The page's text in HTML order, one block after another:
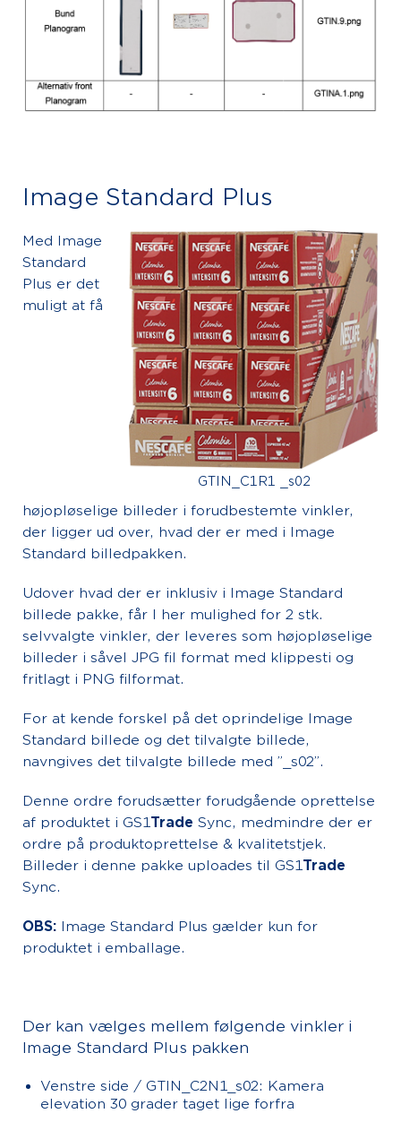
Image Standard Plus
GTIN_C1R1 _s02
Med Image
Standard
Plus er det
muligt at få
højopløselige billeder i forudbestemte vinkler,
der ligger ud over, hvad der er med i Image
Standard billedpakken.
Udover hvad der er inklusiv i Image Standard
billede pakke, får I her mulighed for 2 stk.
selvvalgte vinkler, der leveres som højopløselige
billeder i såvel JPG fil format med klippesti og
fritlagt i PNG filformat.
For at kende forskel på det oprindelige Image
Standard billede og det tilvalgte billede,
navngives det tilvalgte billede med ”_s02”.
Denne ordre forudsætter forudgående oprettelse
af produktet i GS1Trade Sync, medmindre der er
ordre på produktoprettelse & kvalitetstjek.
Billeder i denne pakke uploades til GS1Trade
Sync.
OBS:Image Standard Plus gælder kun for
produktet i emballage.
Der kan vælges mellem følgende vinkler i
Image Standard Plus pakken
Venstre side / GTIN_C2N1_s02: Kamera
elevation 30 grader taget lige forfra